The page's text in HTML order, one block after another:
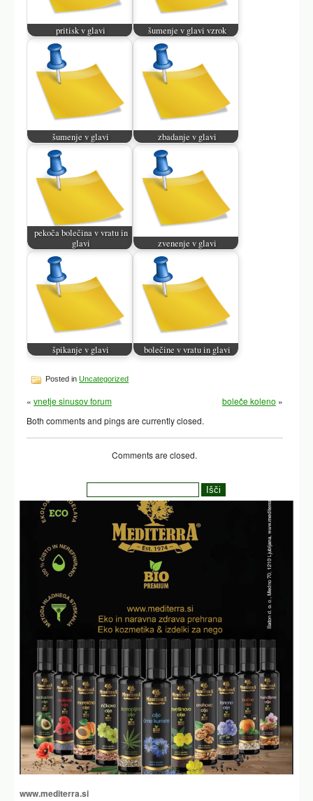
pritisk v glavi šumenje v glavi vzrok
šumenje v glavi zbadanje v glavi
pekoča bolečina v vratu in
glavi
zvenenje v glavi
špikanje v glavi bolečine v vratu in glavi
Posted inUncategorized
«vnetje sinusov forum boleče koleno »
Both comments and pings are currently closed.
Comments are closed.
www.mediterra.si